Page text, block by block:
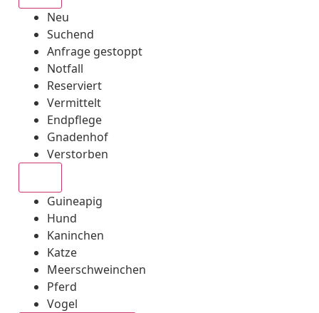
Neu
Suchend
Anfrage gestoppt
Notfall
Reserviert
Vermittelt
Endpflege
Gnadenhof
Verstorben
Guineapig
Hund
Kaninchen
Katze
Meerschweinchen
Pferd
Vogel